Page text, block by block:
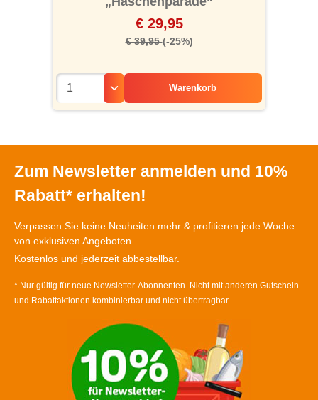
€ 29,95
€ 39,95(-25%)
Warenkorb
Zum Newsletter anmelden und 10%
Rabatt* erhalten!
Verpassen Sie keine Neuheiten mehr & profitieren jede Woche
von exklusiven Angeboten.
Kostenlos und jederzeit abbestellbar.
* Nur gültig für neue Newsletter-Abonnenten. Nicht mit anderen Gutschein-
und Rabattaktionen kombinierbar und nicht übertragbar.